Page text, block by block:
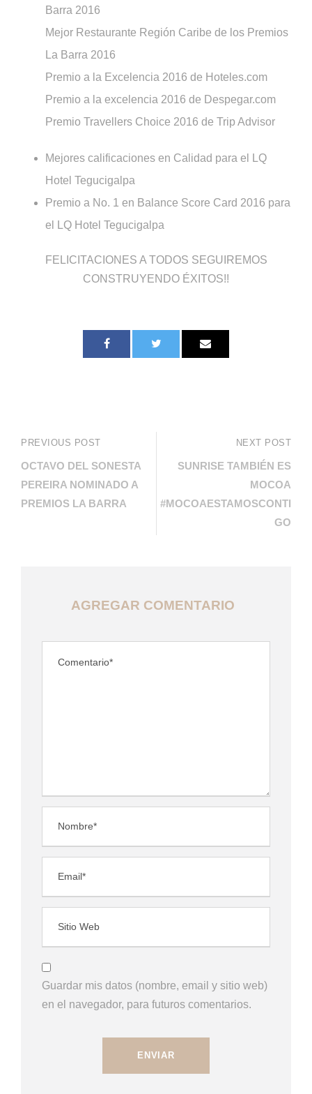
Barra 2016
Mejor Restaurante Región Caribe de los Premios
La Barra 2016
Premio a la Excelencia 2016 de Hoteles.com
Premio a la excelencia 2016 de Despegar.com
Premio Travellers Choice 2016 de Trip Advisor
Mejores calificaciones en Calidad para el LQ
Hotel Tegucigalpa
Premio a No. 1 en Balance Score Card 2016 para
el LQ Hotel Tegucigalpa
FELICITACIONES A TODOS SEGUIREMOS
CONSTRUYENDO ÉXITOS!!
PREVIOUS POST
OCTAVO DEL SONESTA
PEREIRA NOMINADO A
PREMIOS LA BARRA
NEXT POST
SUNRISE TAMBIÉN ES
MOCOA
#MOCOAESTAMOSCONTI
GO
AGREGAR COMENTARIO
Guardar mis datos (nombre, email y sitio web)
en el navegador, para futuros comentarios.